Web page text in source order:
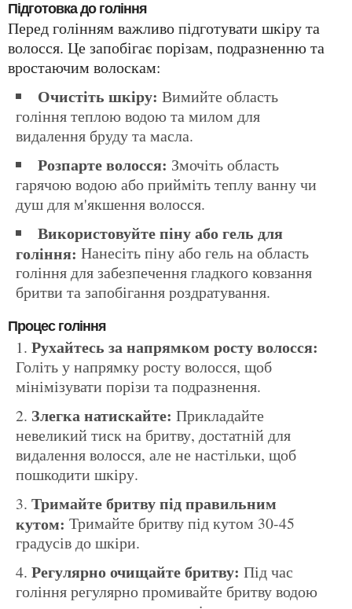
Підготовка до гоління
Перед голінням важливо підготувати шкіру та
волосся. Це запобігає порізам, подразненню та
вростаючим волоскам:
Очистіть шкіру: Вимийте область
гоління теплою водою та милом для
видалення бруду та масла.
Розпарте волосся: Змочіть область
гарячою водою або прийміть теплу ванну чи
душ для м'якшення волосся.
Використовуйте піну або гель для
гоління: Нанесіть піну або гель на область
гоління для забезпечення гладкого ковзання
бритви та запобігання роздратування.
Процес гоління
Рухайтесь за напрямком росту волосся:
Голіть у напрямку росту волосся, щоб
мінімізувати порізи та подразнення.
Злегка натискайте: Прикладайте
невеликий тиск на бритву, достатній для
видалення волосся, але не настільки, щоб
пошкодити шкіру.
Тримайте бритву під правильним
кутом: Тримайте бритву під кутом 30-45
градусів до шкіри.
Регулярно очищайте бритву: Під час
гоління регулярно промивайте бритву водою